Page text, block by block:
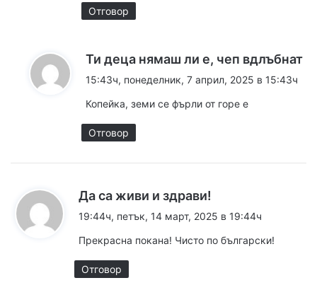
Отговор
Ти деца нямаш ли е, чеп вдлъбнат
15:43ч, понеделник, 7 април, 2025 в 15:43ч
Копейка, земи се фърли от горе е
Отговор
Да са живи и здрави!
а
а
19:44ч, петък, 14 март, 2025 в 19:44ч
Прекрасна покана! Чисто по български!
Отговор